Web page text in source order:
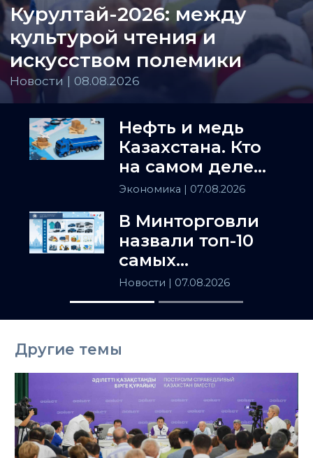
Курултай-2026: между
культурой чтения и
искусством полемики
Новости | 08.08.2026
Нефть и медь
Казахстана. Кто
на самом деле
держит
Азию
Экономика | 07.08.2026
В Минторговли
назвали топ-10
самых
популярных
товаров в
Казахстане
Новости | 07.08.2026
Другие темы